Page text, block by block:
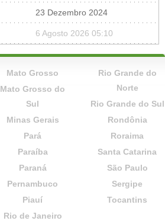
23 Dezembro 2024
6 Agosto 2026 05:10
Mato Grosso
Mato Grosso do
Sul
Minas Gerais
Pará
Paraíba
Paraná
Pernambuco
Piauí
Rio de Janeiro
Rio Grande do
Norte
Rio Grande do Sul
Rondônia
Roraima
Santa Catarina
São Paulo
Sergipe
Tocantins